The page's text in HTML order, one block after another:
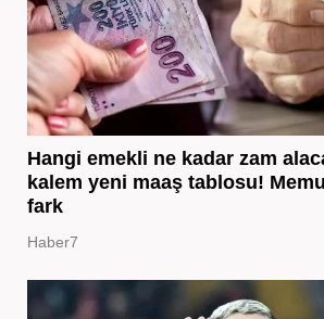
Hangi emekli ne kadar zam
kalem yeni maaş tablosu!
fark
Haber7